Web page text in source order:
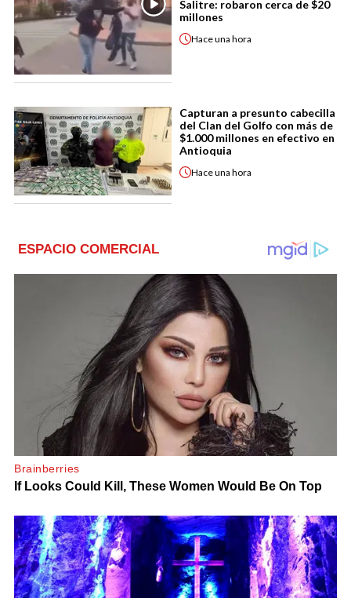
Salitre: robaron cerca de $20
millones
Haceuna hora
Capturan a presunto cabecilla
del Clan del Golfo con más de
$1.000 millones en efectivo en
Antioquia
Haceuna hora